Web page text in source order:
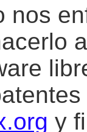
nos
y